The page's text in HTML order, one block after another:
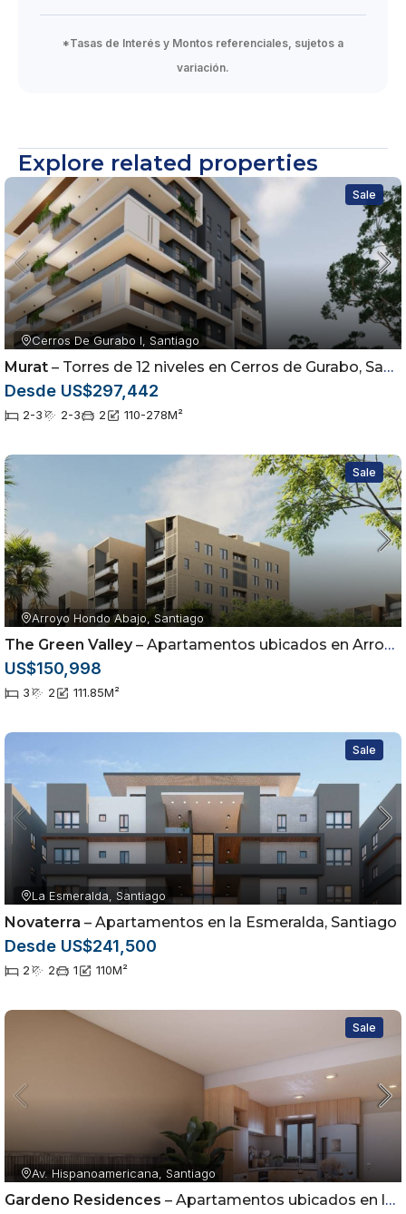
Área de cine al aire libre con fireplace
Lounge para actividades
Terminaciones:
Puertas en madera preciosa
Reserva con US$ 2,000
Completar 10% a la firma del contrato
30% durante construcción
60% contraentrega
*Tasas de Interés y Montos referenciales, sujetos a
variación.
Explore related properties
Sale
Cerros De Gurabo I, Santiago
Murat – Torres de 12 niveles en Cerros de Gurabo, Santiago
Desde US$297,442
2-3 2-3 2 110-278M²
Sale
Arroyo Hondo Abajo, Santiago
The Green Valley– Apartamentos ubicados en Arroyo Hondo Abajo, Santiago de los Caballeros
US$150,998
3 2 111.85M²
Sale
La Esmeralda, Santiago
Novaterra – Apartamentos en la Esmeralda, Santiago
Desde US$241,500
2 2 1 110M²
Sale
Av. Hispanoamericana, Santiago
Gardeno Residences – Apartamentos ubicados en la Av. Hispanoamericana dentro del sector Jardínes del Sur